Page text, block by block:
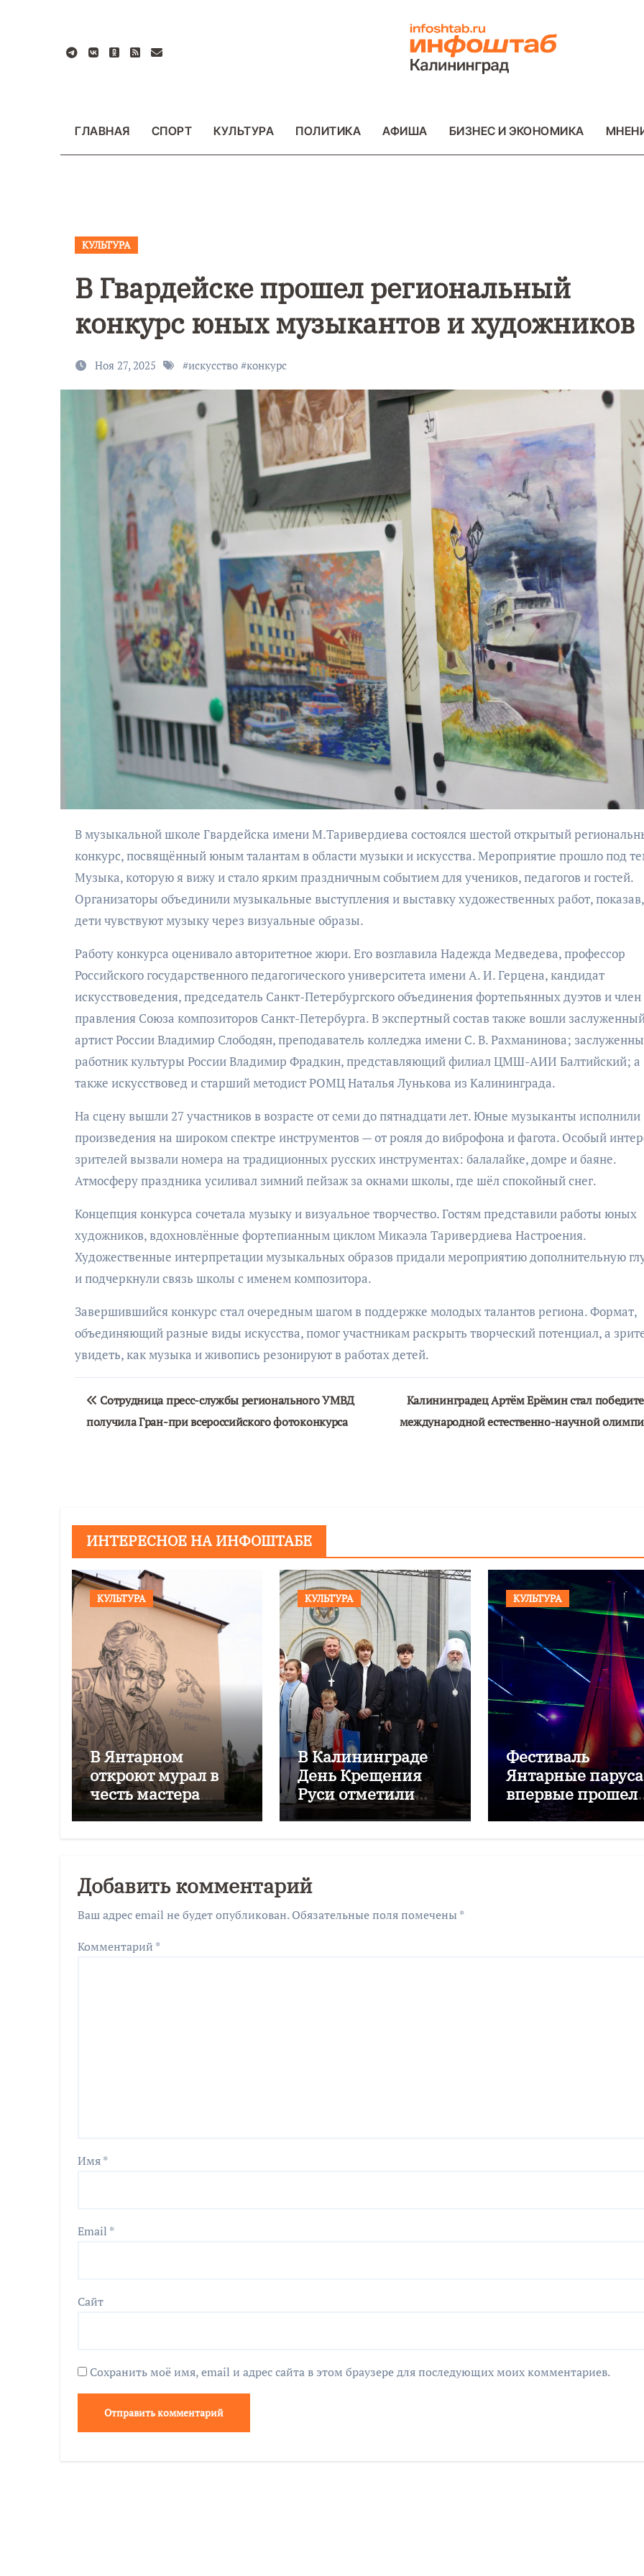
содержанию
ГЛАВНАЯ СПОРТ КУЛЬТУРА ПОЛИТИКА АФИША БИЗНЕС И ЭКОНОМИКА
КУЛЬТУРА
В Гвардейске прошел региональный
конкурс юных музыкантов и художников
Ноя 27, 2025 #искусство #конкурс
В музыкальной школе Гвардейска имени М.Таривердиева состоялся шестой открытый региональный
конкурс, посвящённый юным талантам в области музыки и искусства. Мероприятие прошло под
Музыка, которую я вижу и стало ярким праздничным событием для учеников, педагогов и гостей.
Организаторы объединили музыкальные выступления и выставку художественных работ,
дети чувствуют музыку через визуальные образы.
Работу конкурса оценивало авторитетное жюри. Его возглавила Надежда Медведева, профессор
Российского государственного педагогического университета имени А. И. Герцена, кандидат
искусствоведения, председатель Санкт-Петербургского объединения фортепьянных дуэтов и член
правления Союза композиторов Санкт-Петербурга. В экспертный состав также вошли
артист России Владимир Слободян, преподаватель колледжа имени С. В. Рахманинова;
работник культуры России Владимир Фрадкин, представляющий филиал ЦМШ-АИИ Балтийский; а
также искусствовед и старший методист РОМЦ Наталья Лунькова из Калининграда.
На сцену вышли 27 участников в возрасте от семи до пятнадцати лет. Юные музыканты исполнили
произведения на широком спектре инструментов — от рояля до виброфона и фагота. Особый
зрителей вызвали номера на традиционных русских инструментах: балалайке, домре и баяне.
Атмосферу праздника усиливал зимний пейзаж за окнами школы, где шёл спокойный снег.
Концепция конкурса сочетала музыку и визуальное творчество. Гостям представили работы юных
художников, вдохновлённые фортепианным циклом Микаэла Таривердиева Настроения.
Художественные интерпретации музыкальных образов придали мероприятию дополнительную
и подчеркнули связь школы с именем композитора.
Завершившийся конкурс стал очередным шагом в поддержке молодых талантов региона. Формат,
объединяющий разные виды искусства, помог участникам раскрыть творческий потенциал, а
увидеть, как музыка и живопись резонируют в работах детей.
Навигация
по
Сотрудница пресс-службы регионального УМВД
получила Гран-при всероссийского фотоконкурса
Калининградец Артём Ерёмин стал
международной естественно-научной
ИНТЕРЕСНОЕ НА ИНФОШТАБЕ
КУЛЬТУРА
В Янтарном
откроют мурал в
честь мастера
Эрнеста Лиса
КУЛЬТУРА
В Калининграде
День Крещения
Руси отметили
фестивалем
КУЛЬТУРА
Фестиваль
Янтарные паруса
впервые прошел
для выпускников
Добавить комментарий
Ваш адрес email не будет опубликован. Обязательные поля помечены *
Комментарий *
Имя*
Email *
Сайт
Сохранить моё имя, email и адрес сайта в этом браузере для последующих моих комментариев.
9 Мая — День
Победы!
Уникальное
северное
сияние
запечатлели
над Балтикой
ФОТО
как
завалило
после
бурана
Музыкально-
поэтический
моноспектакль
«Исповедь в четыре
четверти пути»
КУЛЬТУРА
Николай Патрушев
поддержал
проведение в
Калининграде
морского фестиваля
«Открытое море»
ОБЩЕСТВО
Организаторы
фестиваля
«Открытое
объявили даты